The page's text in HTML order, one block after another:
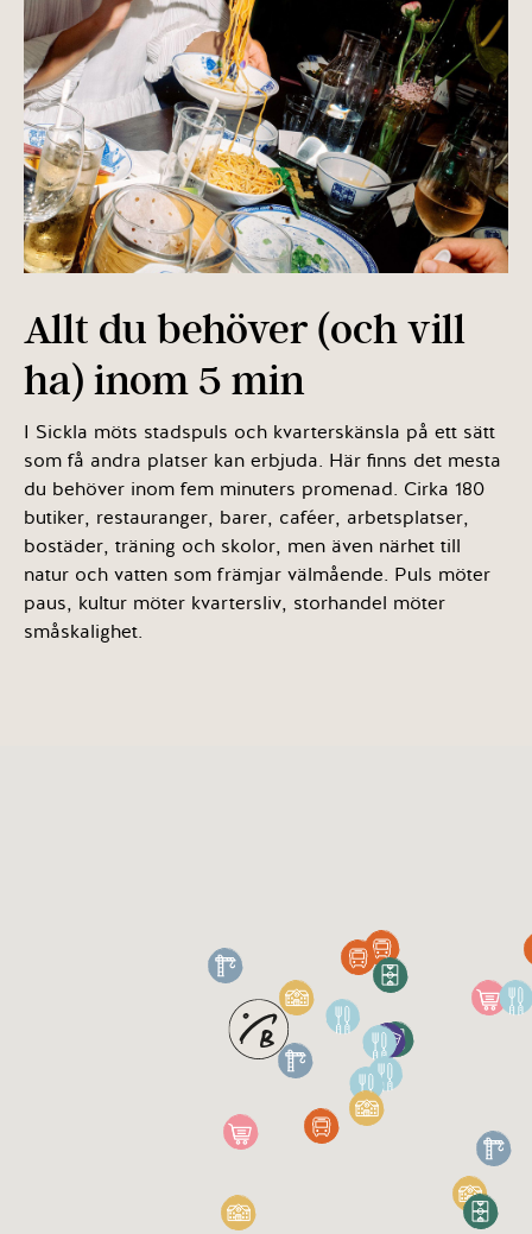
Allt du behöver (och vill
ha) inom 5 min
I Sickla möts stadspuls och kvarterskänsla på ett sätt
som få andra platser kan erbjuda. Här finns det mesta
du behöver inom fem minuters promenad. Cirka 180
butiker, restauranger, barer, caféer, arbetsplatser,
bostäder, träning och skolor, men även närhet till
natur och vatten som främjar välmående. Puls möter
paus, kultur möter kvartersliv, storhandel möter
småskalighet.